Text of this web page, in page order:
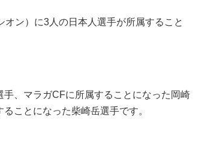
ン）に3人の日本人選手が所属すること
、マラガCFに所属することになった岡崎
ことになった柴崎岳選手です。